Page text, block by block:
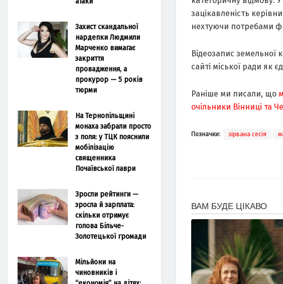
зацікавленість
нехтуючи потребами
Відеозапис земельної
сайті міської ради як
Раніше ми писали, що
очільники Вінниці та
Позначки: зірвана сесія
Захист скандальної
нардепки Людмили
Марченко вимагає
закриття
провадження, а
прокурор — 5 років
тюрми
На Тернопільщині
монаха забрали просто
з поля: у ТЦК пояснили
мобілізацію
священника
Почаївської лаври
Зросли рейтинги —
зросла й зарплата:
скільки отримує
голова Більче-
Золотецької громади
Мільйони на
чиновників і